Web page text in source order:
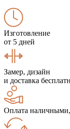
Изготовление
от 5 дней
Замер, дизайн
и доставка
Оплата